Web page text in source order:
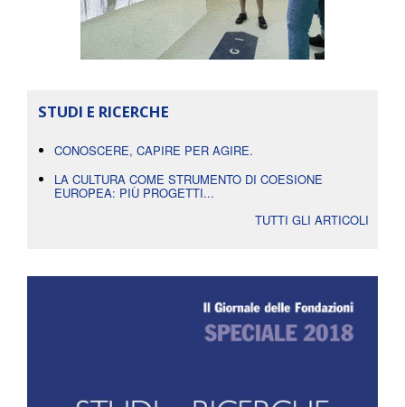
STUDI E RICERCHE
CONOSCERE, CAPIRE PER AGIRE.
LA CULTURA COME STRUMENTO DI COESIONE
EUROPEA: PIÙ PROGETTI...
TUTTI GLI ARTICOLI